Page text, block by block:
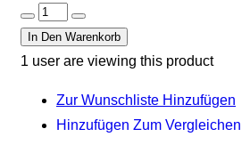
In Den Warenkorb
1 user are viewing this product
Zur Wunschliste Hinzufügen
Hinzufügen Zum Vergleichen